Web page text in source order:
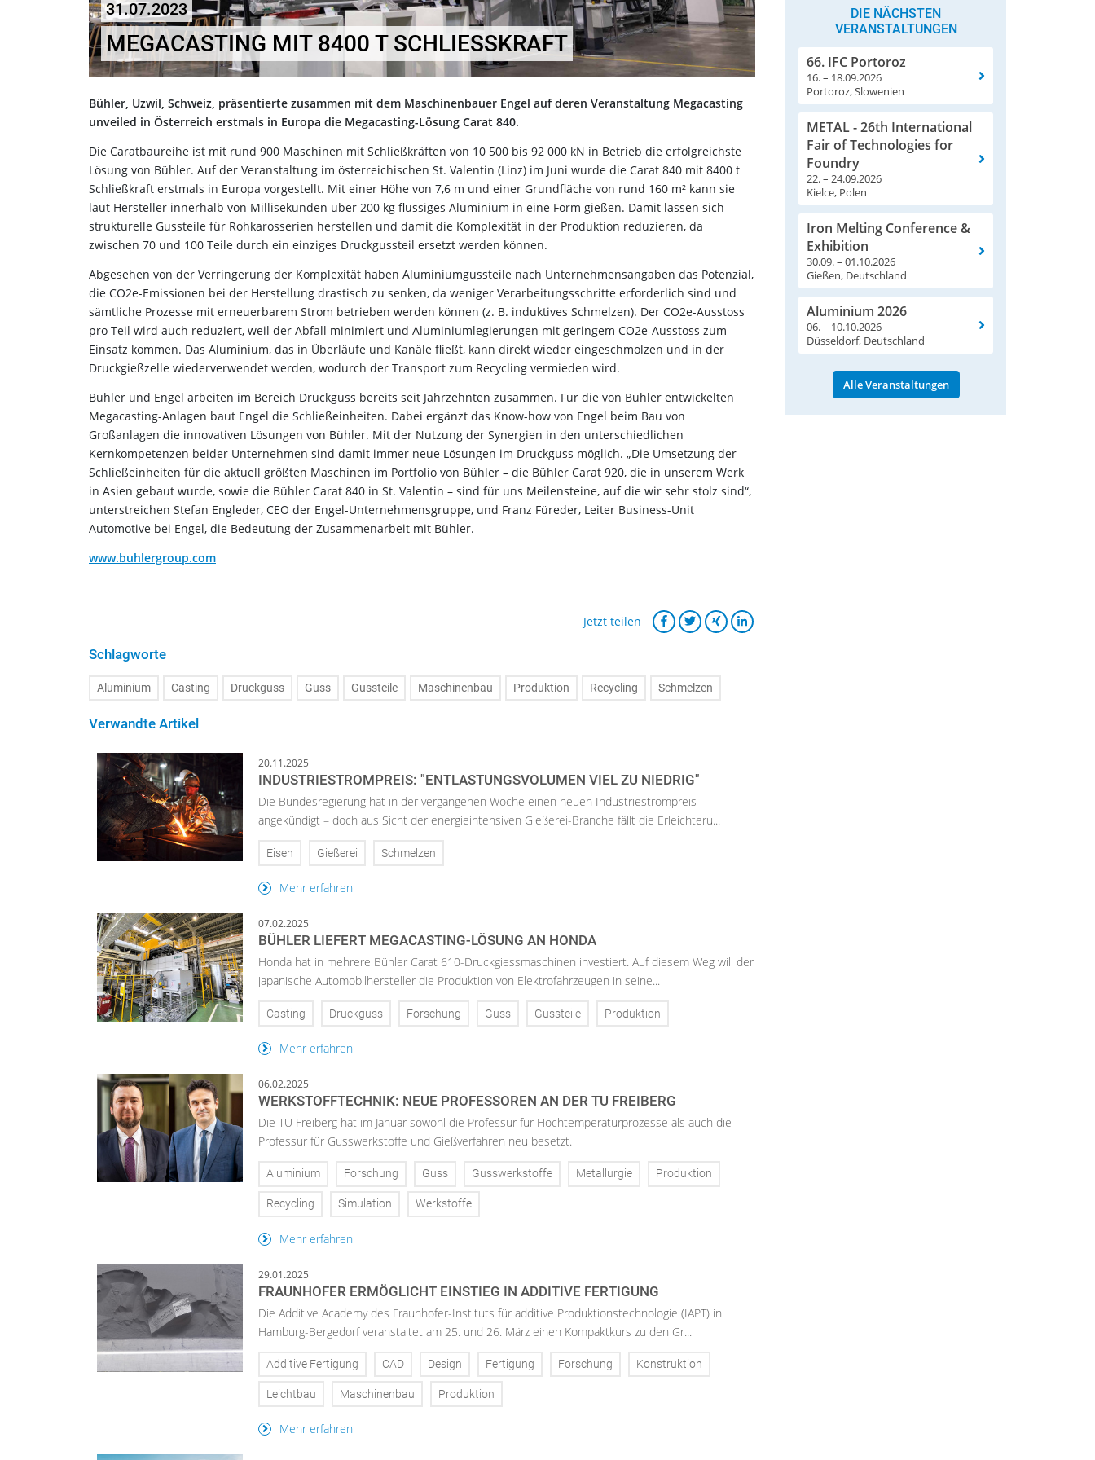
31.07.2023
MEGACASTING MIT 8400 T SCHLIESSKRAFT
Bühler, Uzwil, Schweiz, präsentierte zusammen mit dem Maschinenbauer Engel auf deren Veranstaltung Megacasting
unveiled in Österreich erstmals in Europa die Megacasting-Lösung Carat 840.
Die Caratbaureihe ist mit rund 900 Maschinen mit Schließkräften von 10 500 bis 92 000 kN in Betrieb die erfolgreichste
Lösung von Bühler. Auf der Veranstaltung im österreichischen St. Valentin (Linz) im Juni wurde die Carat 840 mit 8400 t
Schließkraft erstmals in Europa vorgestellt. Mit einer Höhe von 7,6 m und einer Grundfläche von rund 160 m² kann sie
laut Hersteller innerhalb von Millisekunden über 200 kg flüssiges Aluminium in eine Form gießen. Damit lassen sich
strukturelle Gussteile für Rohkarosserien herstellen und damit die Komplexität in der Produktion reduzieren, da
zwischen 70 und 100 Teile durch ein einziges Druckgussteil ersetzt werden können.
Abgesehen von der Verringerung der Komplexität haben Aluminiumgussteile nach Unternehmensangaben das Potenzial,
die CO2e-Emissionen bei der Herstellung drastisch zu senken, da weniger Verarbeitungsschritte erforderlich sind und
sämtliche Prozesse mit erneuerbarem Strom betrieben werden können (z. B. induktives Schmelzen). Der CO2e-Ausstoss
pro Teil wird auch reduziert, weil der Abfall minimiert und Aluminiumlegierungen mit geringem CO2e-Ausstoss zum
Einsatz kommen. Das Aluminium, das in Überläufe und Kanäle fließt, kann direkt wieder eingeschmolzen und in der
Druckgießzelle wiederverwendet werden, wodurch der Transport zum Recycling vermieden wird.
Bühler und Engel arbeiten im Bereich Druckguss bereits seit Jahrzehnten zusammen. Für die von Bühler entwickelten
Megacasting-Anlagen baut Engel die Schließeinheiten. Dabei ergänzt das Know-how von Engel beim Bau von
Großanlagen die innovativen Lösungen von Bühler. Mit der Nutzung der Synergien in den unterschiedlichen
Kernkompetenzen beider Unternehmen sind damit immer neue Lösungen im Druckguss möglich. „Die Umsetzung der
Schließeinheiten für die aktuell größten Maschinen im Portfolio von Bühler – die Bühler Carat 920, die in unserem Werk
in Asien gebaut wurde, sowie die Bühler Carat 840 in St. Valentin – sind für uns Meilensteine, auf die wir sehr stolz sind“,
unterstreichen Stefan Engleder, CEO der Engel-Unternehmensgruppe, und Franz Füreder, Leiter Business-Unit
Automotive bei Engel, die Bedeutung der Zusammenarbeit mit Bühler.
www.buhlergroup.com
Jetzt teilen
Schlagworte
Aluminium Casting Druckguss Guss Gussteile Maschinenbau Produktion Recycling Schmelzen
Verwandte Artikel
20.11.2025
INDUSTRIESTROMPREIS: "ENTLASTUNGSVOLUMEN VIEL ZU NIEDRIG"
Die Bundesregierung hat in der vergangenen Woche einen neuen Industriestrompreis
angekündigt – doch aus Sicht der energieintensiven Gießerei-Branche fällt die Erleichteru...
Eisen Gießerei Schmelzen
Mehr erfahren
07.02.2025
BÜHLER LIEFERT MEGACASTING-LÖSUNG AN HONDA
Honda hat in mehrere Bühler Carat 610-Druckgiessmaschinen investiert. Auf diesem Weg will der
japanische Automobilhersteller die Produktion von Elektrofahrzeugen in seine...
Casting Druckguss Forschung Guss Gussteile Produktion
Mehr erfahren
06.02.2025
WERKSTOFFTECHNIK: NEUE PROFESSOREN AN DER TU FREIBERG
Die TU Freiberg hat im Januar sowohl die Professur für Hochtemperaturprozesse als auch die
Professur für Gusswerkstoffe und Gießverfahren neu besetzt.
Aluminium Forschung Guss Gusswerkstoffe Metallurgie Produktion
Recycling Simulation Werkstoffe
Mehr erfahren
29.01.2025
FRAUNHOFER ERMÖGLICHT EINSTIEG IN ADDITIVE FERTIGUNG
Die Additive Academy des Fraunhofer-Instituts für additive Produktionstechnologie (IAPT) in
Hamburg-Bergedorf veranstaltet am 25. und 26. März einen Kompaktkurs zu den Gr...
Additive Fertigung CAD Design Fertigung Forschung Konstruktion
Leichtbau Maschinenbau Produktion
Mehr erfahren
DIE NÄCHSTEN
VERANSTALTUNGEN
66. IFC Portoroz
16. – 18.09.2026
Portoroz, Slowenien
METAL - 26th International
Fair of Technologies for
Foundry
22. – 24.09.2026
Kielce, Polen
Iron Melting Conference &
Exhibition
30.09. – 01.10.2026
Gießen, Deutschland
Aluminium 2026
06. – 10.10.2026
Düsseldorf, Deutschland
Alle Veranstaltungen